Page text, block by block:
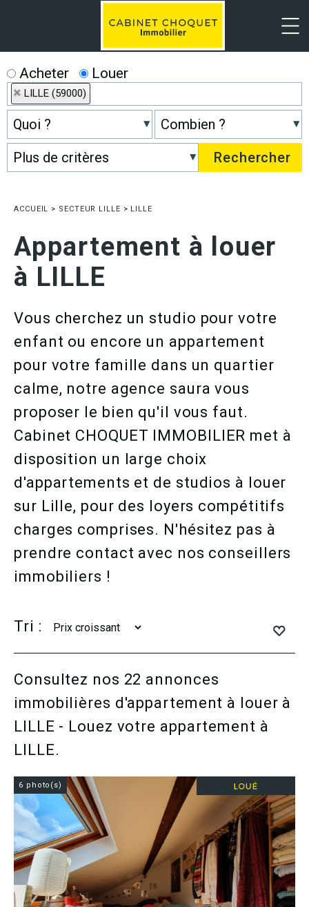
Acheter Louer
LILLE (59000)
ACCUEIL > SECTEUR LILLE > LILLE
Appartement à louer
à LILLE
Vous cherchez un studio pour votre
enfant ou encore un appartement
pour votre famille dans un quartier
calme, notre agence saura vous
proposer le bien qu'il vous faut.
Cabinet CHOQUET IMMOBILIER met à
disposition un large choix
d'appartements et de studios à louer
sur Lille, pour des loyers compétitifs
charges comprises. N'hésitez pas à
prendre contact avec nos conseillers
immobiliers !
Tri :
Consultez nos 22 annonces
immobilières d'appartement à louer à
LILLE - Louez votre appartement à
LILLE.
6 photo(s)